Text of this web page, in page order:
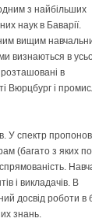
з найбільших
наук в Баварії.
вищим
визнаються в
в
Вюрцбург і
У спектр
(багато з яких
і викладачів. В
досвід роботи в
знань.